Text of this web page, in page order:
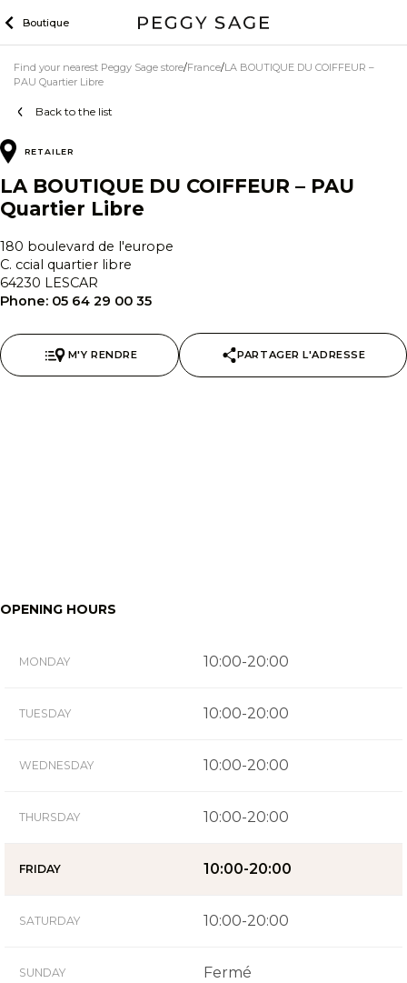
to
Boutique
Back to the list
Find your nearest Peggy Sage store France LA BOUTIQUE DU COIFFEUR –
PAU Quartier Libre
RETAILER
LA BOUTIQUE DU COIFFEUR – PAU
Quartier Libre
180 boulevard de l'europe
C. ccial quartier libre
64230 LESCAR
Phone: 05 64 29 00 35
M'Y RENDRE PARTAGER L'ADRESSE
OPENING HOURS
MONDAY 10:00-20:00
TUESDAY 10:00-20:00
WEDNESDAY 10:00-20:00
THURSDAY 10:00-20:00
FRIDAY 10:00-20:00
SATURDAY 10:00-20:00
SUNDAY Fermé